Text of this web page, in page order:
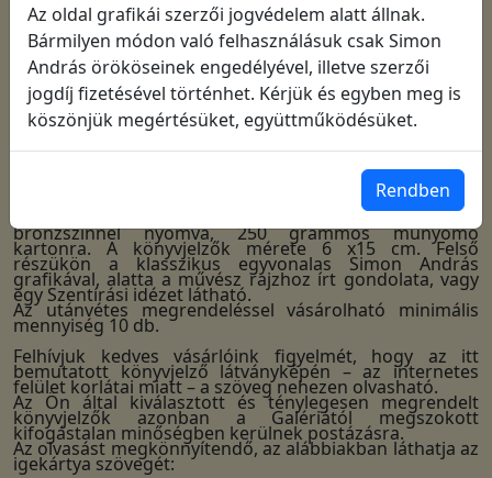
érkezik
Tájékoztatóa megrendelésről
Válogatott könyvjelzők (igekártyák) minőségi kivitelben,
bronzszínnel nyomva, 250 grammos műnyomó
kartonra. A könyvjelzők mérete 6 x15 cm. Felső
részükön a klasszikus egyvonalas Simon András
grafikával, alatta a művész rajzhoz írt gondolata, vagy
egy Szentírási idézet látható.
Az utánvétes megrendeléssel vásárolható minimális
mennyiség 10 db.
Felhívjuk kedves vásárlóink figyelmét, hogy az itt
bemutatott könyvjelző látványképén – az internetes
felület korlátai miatt – a szöveg nehezen olvasható.
Az Ön által kiválasztott és ténylegesen megrendelt
könyvjelzők azonban a Galériától megszokott
kifogástalan minőségben kerülnek postázásra.
Az olvasást megkönnyítendő, az alábbiakban láthatja az
igekártya szövegét:
Az oldal grafikái szerzői jogvédelem alatt állnak.
Bármilyen módon való felhasználásuk csak Simon
András örököseinek engedélyével, illetve szerzői
jogdíj fizetésével történhet. Kérjük és egyben meg is
köszönjük megértésüket, együttműködésüket.
Rendben